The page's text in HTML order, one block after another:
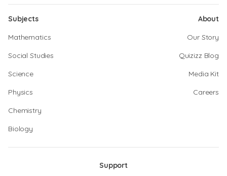
Subjects
Mathematics
Social Studies
Science
Physics
Chemistry
Biology
About
Our Story
Quizizz Blog
Media Kit
Careers
Support